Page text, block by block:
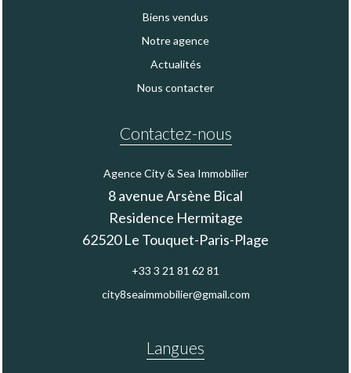
Biens vendus
Notre agence
Actualités
Nous contacter
Contactez-nous
Agence City & Sea Immobilier
8 avenue Arsène Bical
Residence Hermitage
62520Le Touquet-Paris-Plage
+33 3 21 81 62 81
city8seaimmobilier@gmail.com
Langues